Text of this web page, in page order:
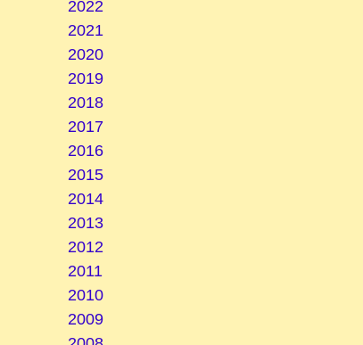
2022
2021
2020
2019
2018
2017
2016
2015
2014
2013
2012
2011
2010
2009